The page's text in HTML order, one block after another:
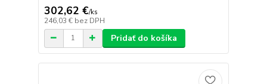
302,62 €/ks
246,03 € bez DPH
Pridať do košíka